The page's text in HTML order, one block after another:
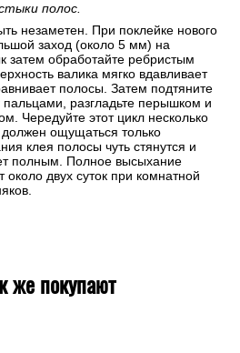
полос.
незаметен. При поклейке нового
заход (около 5 мм) на
затем обработайте ребристым
валика мягко вдавливает
полосы. Затем подтяните
пальцами, разгладьте перышком и
Чередуйте этот цикл несколько
ощущаться только
клея полосы чуть стянутся и
полным. Полное высыхание
двух суток при комнатной
же покупают